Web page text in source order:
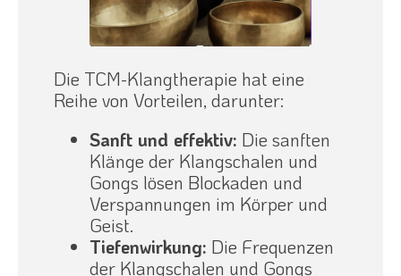
Die TCM-Klangtherapie hat eine
Reihe von Vorteilen, darunter:
Sanft und effektiv: Die sanften
Klänge der Klangschalen und
Gongs lösen Blockaden und
Verspannungen im Körper und
Geist.
Tiefenwirkung: Die Frequenzen
der Klangschalen und Gongs